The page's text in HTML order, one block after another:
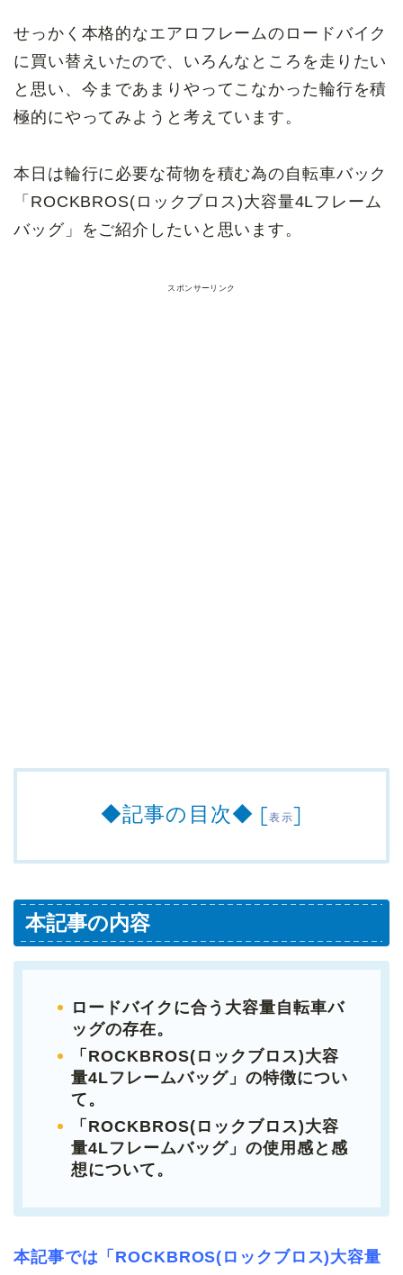
せっかく本格的なエアロフレームのロードバイク
に買い替えいたので、いろんなところを走りたい
と思い、今まであまりやってこなかった輪行を積
極的にやってみようと考えています。
本日は輪行に必要な荷物を積む為の自転車バック
「ROCKBROS(ロックブロス)大容量4Lフレーム
バッグ」をご紹介したいと思います。
スポンサーリンク
◆記事の目次◆ [表示]
本記事の内容
ロードバイクに合う大容量自転車バ
ッグの存在。
「ROCKBROS(ロックブロス)大容
量4Lフレームバッグ」の特徴につい
て。
「ROCKBROS(ロックブロス)大容
量4Lフレームバッグ」の使用感と感
想について。
本記事では「ROCKBROS(ロックブロス)大容量